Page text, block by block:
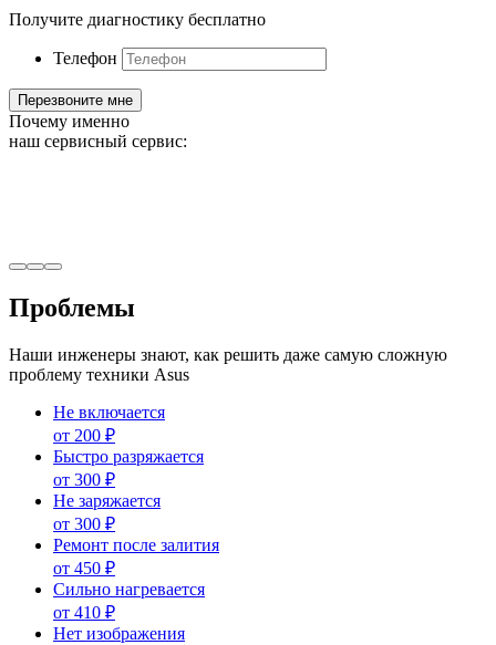
Получите диагностику бесплатно
Телефон
Почему именно
наш сервисный сервис:
Проблемы
Наши инженеры знают, как решить даже самую сложную
проблему техники Asus
Не включается
от 200 ₽
Быстро разряжается
от 300 ₽
Не заряжается
от 300 ₽
Ремонт после залития
от 450 ₽
Сильно нагревается
от 410 ₽
Нет изображения